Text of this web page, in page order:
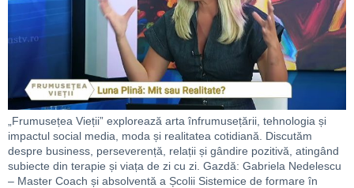
„Frumusețea Vieții” explorează arta înfrumusețării, tehnologia și
impactul social media, moda și realitatea cotidiană. Discutăm
despre business, perseverență, relații și gândire pozitivă, atingând
subiecte din terapie și viața de zi cu zi. Gazdă: Gabriela Nedelescu
– Master Coach și absolventă a Școlii Sistemice de formare în